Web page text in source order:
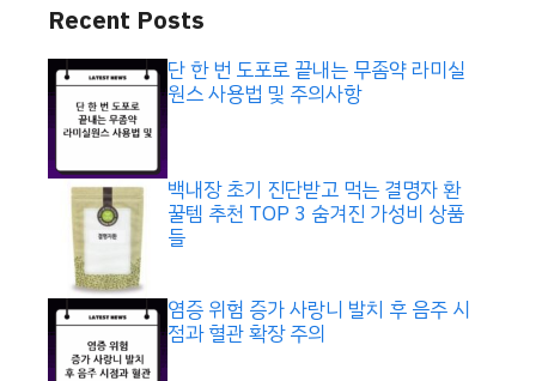
Recent Posts
단 한 번 도포로 끝내는 무좀약 라미실
원스 사용법 및 주의사항
백내장 초기 진단받고 먹는 결명자 환
꿀템 추천 TOP 3 숨겨진 가성비 상품
들
염증 위험 증가 사랑니 발치 후 음주 시
점과 혈관 확장 주의